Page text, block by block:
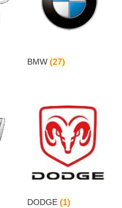
BMW (27)
DODGE (1)